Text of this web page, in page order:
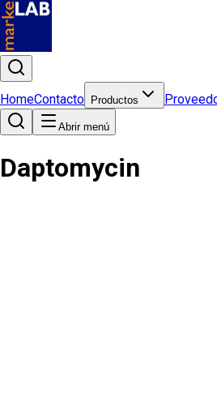
HomeContacto Productos
Abrir menú
Daptomycin